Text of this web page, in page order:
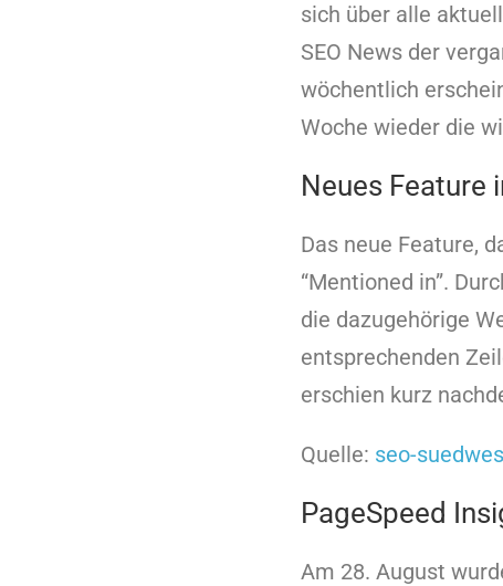
sich über alle
SEO News der
wöchentlich
Woche wieder die
Neues Feature
Das neue Feature,
“Mentioned in”.
die dazugehörige
entsprechenden
erschien kurz
Quelle: seo-
PageSpeed
Am 28. August